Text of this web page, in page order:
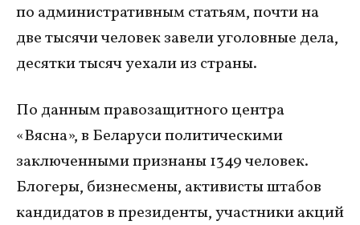
по административным статьям, почти на
две тысячи человек завели уголовные дела,
десятки тысяч уехали из страны.
По данным правозащитного центра
«Вясна», в Беларуси политическими
заключенными признаны 1349 человек.
Блогеры, бизнесмены, активисты штабов
кандидатов в президенты, участники акций